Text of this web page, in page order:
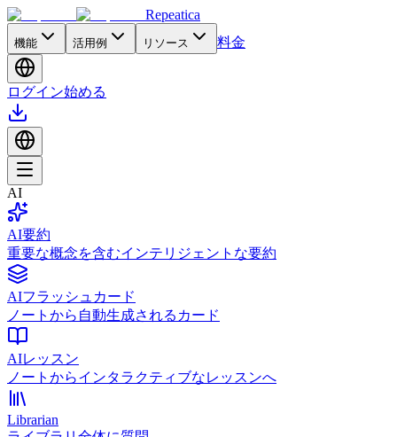
Repeatica
機能 活用例 リソース 料金
ログイン始める
AI
AI要約
重要な概念を含むインテリジェントな要約
AIフラッシュカード
ノートから自動生成されるカード
AIレッスン
ノートからインタラクティブなレッスンへ
Librarian